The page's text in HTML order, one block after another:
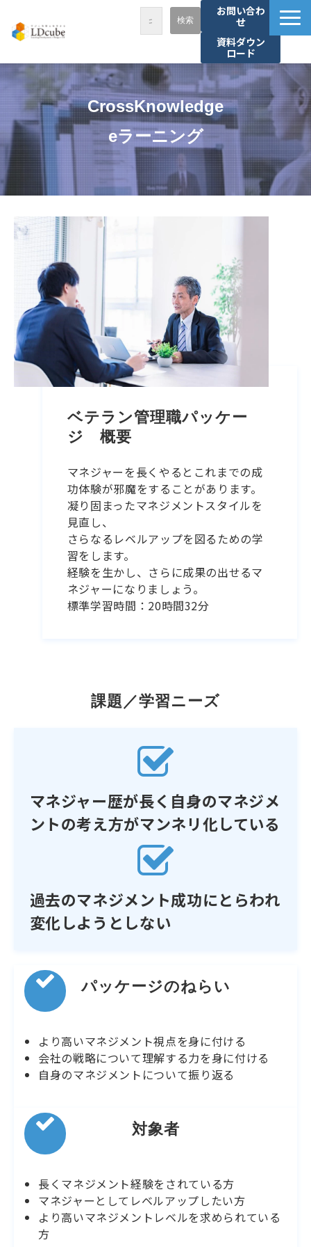
お問い合わ
せ
資料ダウン
ロード
LDcubeが選ばれる理由
サービス一覧
課題から探す
事例紹介
セミナー・講座
CrossKnowledge
eラーニング
ベテラン管理職パッケー
ジ　概要
マネジャーを長くやるとこれまでの成
功体験が邪魔をすることがあります。
凝り固まったマネジメントスタイルを
見直し、
さらなるレベルアップを図るための学
習をします。
経験を生かし、さらに成果の出せるマ
ネジャーになりましょう。
標準学習時間：20時間32分
課題／学習ニーズ
マネジャー歴が長く自身のマネジメ
ントの考え方がマンネリ化している
過去のマネジメント成功にとらわれ
変化しようとしない
パッケージのねらい
より高いマネジメント視点を身に付ける
会社の戦略について理解する力を身に付ける
自身のマネジメントについて振り返る
対象者
長くマネジメント経験をされている方
マネジャーとしてレベルアップしたい方
より高いマネジメントレベルを求められている
方